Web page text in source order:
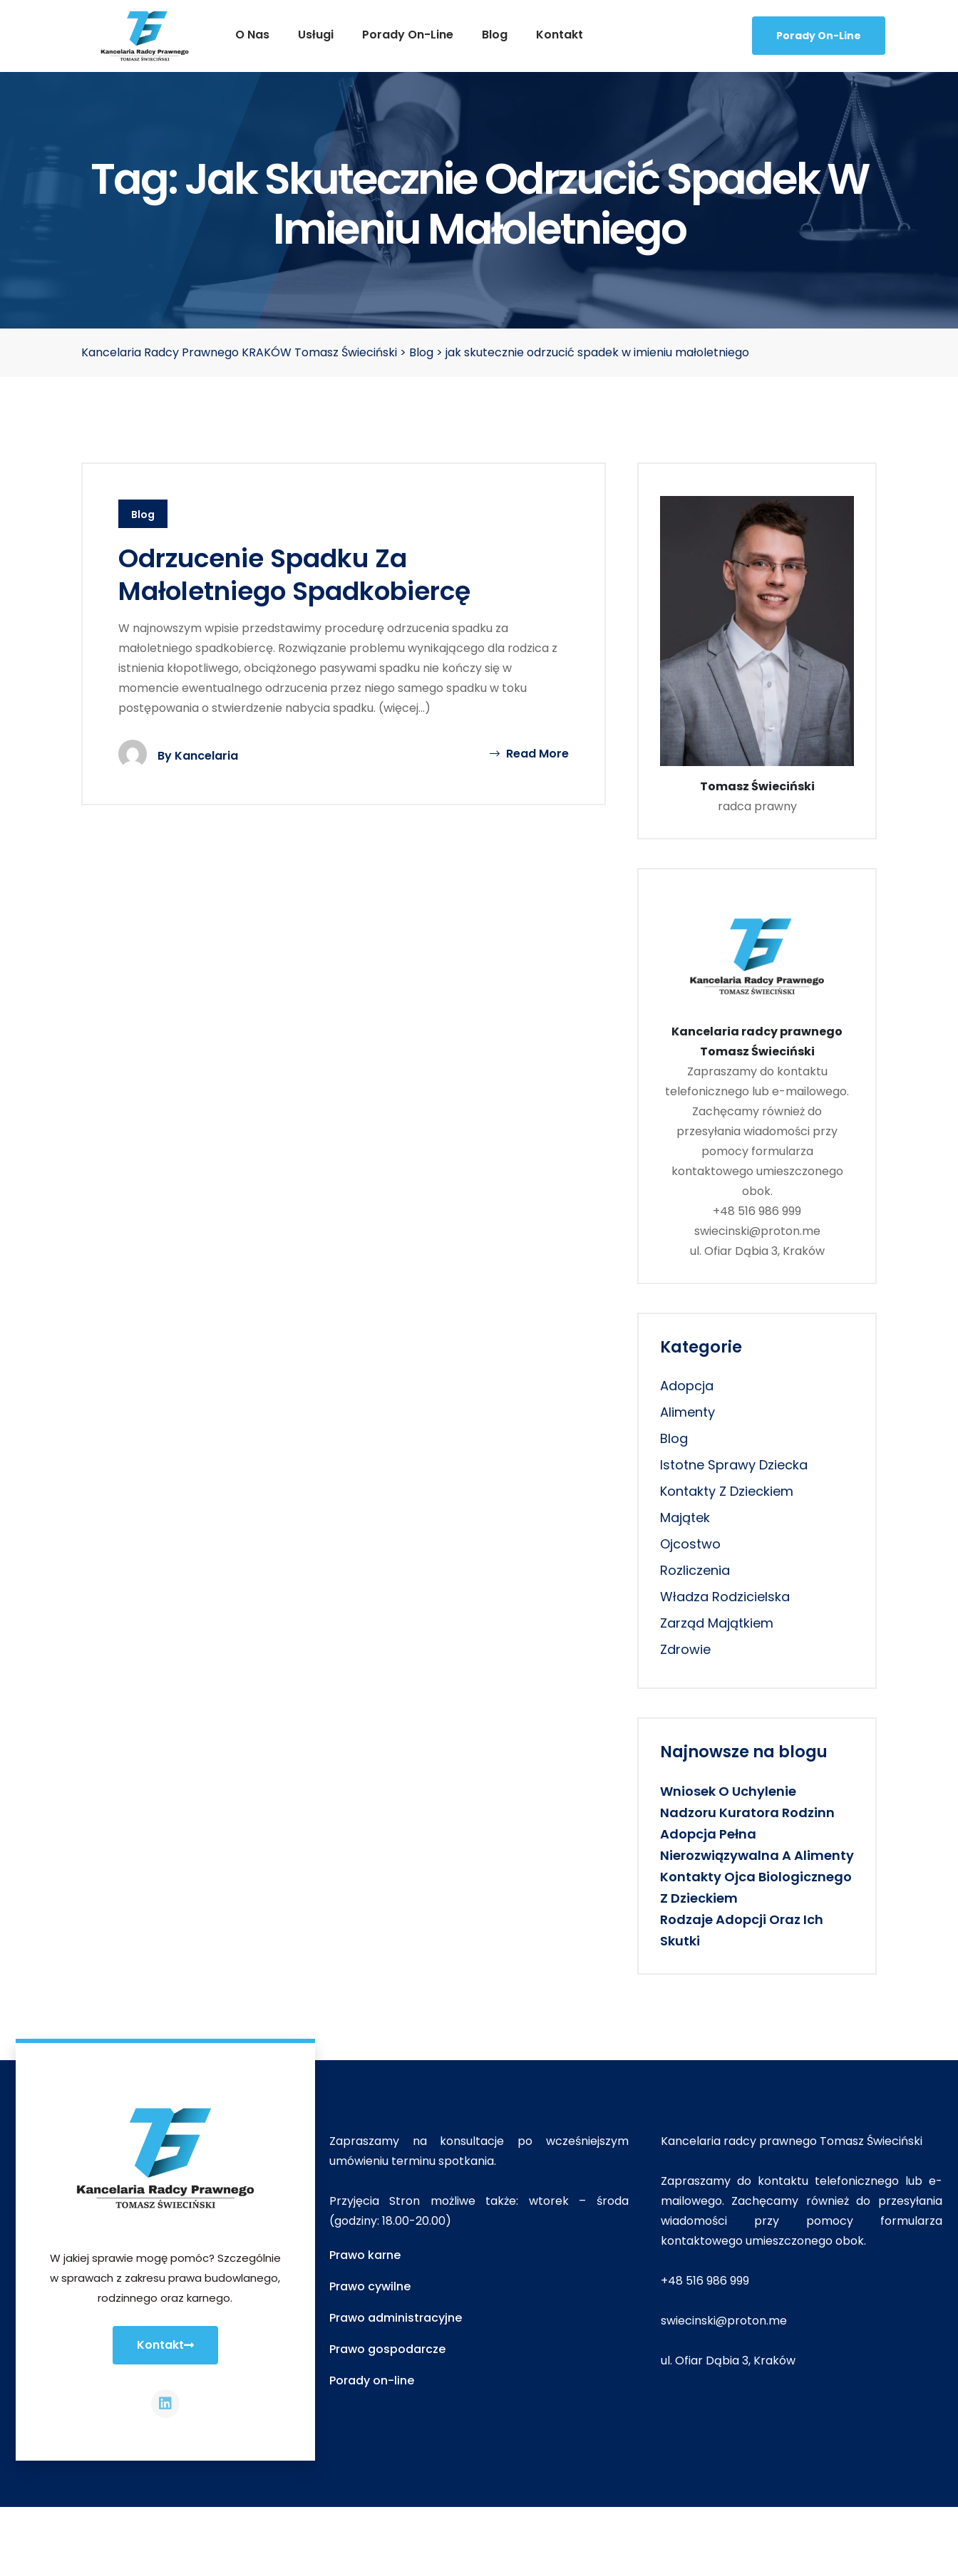
O Nas Usługi Porady On-Line Blog Kontakt Porady On-Line
Tag:Jak Skutecznie Odrzucić Spadek W
Imieniu Małoletniego
Kancelaria Radcy Prawnego KRAKÓW Tomasz Świeciński > Blog > jak skutecznie odrzucić spadek w imieniu małoletniego
Blog
Odrzucenie Spadku Za
Małoletniego Spadkobiercę
W najnowszym wpisie przedstawimy procedurę odrzucenia spadku za
małoletniego spadkobiercę. Rozwiązanie problemu wynikającego dla rodzica z
istnienia kłopotliwego, obciążonego pasywami spadku nie kończy się w
momencie ewentualnego odrzucenia przez niego samego spadku w toku
postępowania o stwierdzenie nabycia spadku. (więcej…)
By Kancelaria Read More
Tomasz Świeciński
radca prawny
Kancelaria radcy prawnego
Tomasz Świeciński
Zapraszamy do kontaktu
telefonicznego lub e-mailowego.
Zachęcamy również do
przesyłania wiadomości przy
pomocy formularza
kontaktowego umieszczonego
obok.
+48 516 986 999
swiecinski@proton.me
ul. Ofiar Dąbia 3, Kraków
Kategorie
Adopcja
Alimenty
Blog
Istotne Sprawy Dziecka
Kontakty Z Dzieckiem
Majątek
Ojcostwo
Rozliczenia
Władza Rodzicielska
Zarząd Majątkiem
Zdrowie
Najnowsze na blogu
Wniosek O Uchylenie
Nadzoru Kuratora Rodzinn
Adopcja Pełna
Nierozwiązywalna A Alimenty
Kontakty Ojca Biologicznego
Z Dzieckiem
Rodzaje Adopcji Oraz Ich
Skutki
W jakiej sprawie mogę pomóc? Szczególnie
w sprawach z zakresu prawa budowlanego,
rodzinnego oraz karnego.
Kontakt
Zapraszamy na konsultacje po wcześniejszym
umówieniu terminu spotkania.
Przyjęcia Stron możliwe także: wtorek – środa
(godziny: 18.00-20.00)
Prawo karne
Prawo cywilne
Prawo administracyjne
Prawo gospodarcze
Porady on-line
Kancelaria radcy prawnego Tomasz Świeciński
Zapraszamy do kontaktu telefonicznego lub e-
mailowego. Zachęcamy również do przesyłania
wiadomości przy pomocy formularza
kontaktowego umieszczonego obok.
+48 516 986 999
swiecinski@proton.me
ul. Ofiar Dąbia 3, Kraków